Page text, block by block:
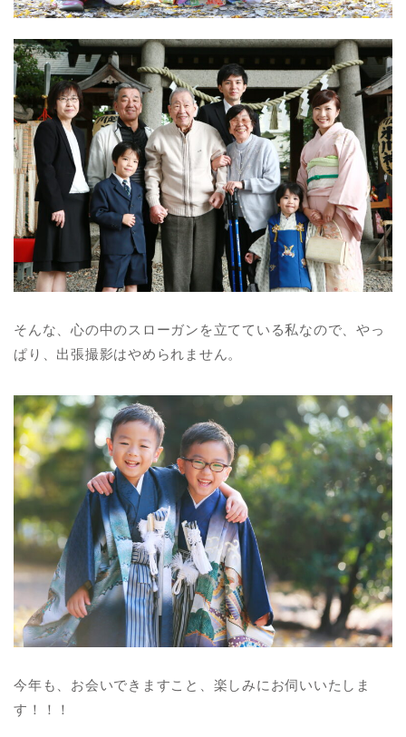
そんな、心の中のスローガンを立てている私なので、やっ
ぱり、出張撮影はやめられません。
今年も、お会いできますこと、楽しみにお伺いいたしま
す！！！